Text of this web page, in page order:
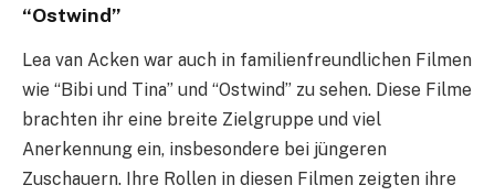
“Ostwind”
Lea van Acken war auch in familienfreundlichen Filmen
wie “Bibi und Tina” und “Ostwind” zu sehen. Diese Filme
brachten ihr eine breite Zielgruppe und viel
Anerkennung ein, insbesondere bei jüngeren
Zuschauern. Ihre Rollen in diesen Filmen zeigten ihre